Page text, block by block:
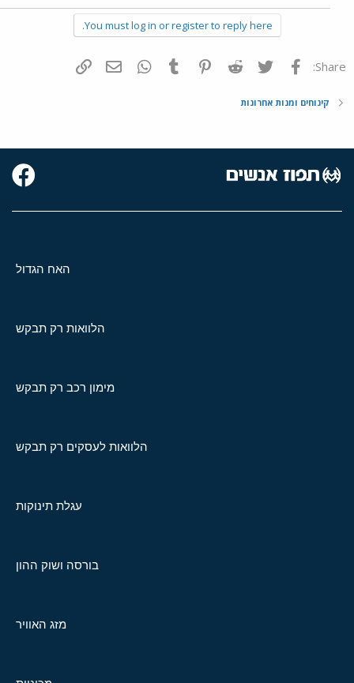
You must log in or register to reply here.
Share: פייסבוק Twitter
Reddit
Pinterest
Tumblr
WhatsAppדואר אלקטרוני
קינוחים ומנות אחרונות
האח הגדול
הלוואות רק תבקש
מימון רכב רק תבקש
הלוואות לעסקים רק תבקש
עגלת תינוקות
בורסה ושוק ההון
מזג האוויר